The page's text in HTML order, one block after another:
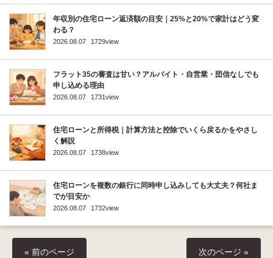
年収別の住宅ローン返済額の目安｜25%と20%で家計はどう変
わる？
2026.08.07 1729view
フラット35の審査は甘い？アルバイト・自営業・団信なしでも
申し込める理由
2026.08.07 1731view
住宅ローンと所得税｜計算方法と控除でいくら戻るかをやさし
く解説
2026.08.07 1738view
住宅ローンを複数の銀行に同時申し込みしても大丈夫？何社ま
でが目安か
2026.08.07 1732view
« 前のページ 次のページ »